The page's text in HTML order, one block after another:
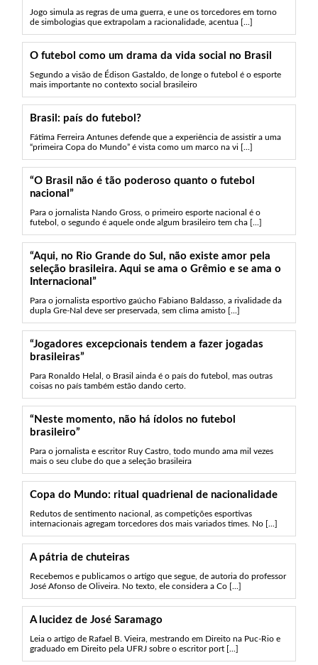
Jogo simula as regras de uma guerra, e une os torcedores em torno
de simbologias que extrapolam a racionalidade, acentua [...]
O futebol como um drama da vida social no Brasil
Segundo a visão de Édison Gastaldo, de longe o futebol é o esporte
mais importante no contexto social brasileiro
Brasil: país do futebol?
Fátima Ferreira Antunes defende que a experiência de assistir a uma
“primeira Copa do Mundo” é vista como um marco na vi [...]
“O Brasil não é tão poderoso quanto o futebol
nacional”
Para o jornalista Nando Gross, o primeiro esporte nacional é o
futebol, o segundo é aquele onde algum brasileiro tem cha [...]
“Aqui, no Rio Grande do Sul, não existe amor pela
seleção brasileira. Aqui se ama o Grêmio e se ama o
Internacional”
Para o jornalista esportivo gaúcho Fabiano Baldasso, a rivalidade da
dupla Gre-Nal deve ser preservada, sem clima amisto [...]
“Jogadores excepcionais tendem a fazer jogadas
brasileiras”
Para Ronaldo Helal, o Brasil ainda é o país do futebol, mas outras
coisas no país também estão dando certo.
“Neste momento, não há ídolos no futebol
brasileiro”
Para o jornalista e escritor Ruy Castro, todo mundo ama mil vezes
mais o seu clube do que a seleção brasileira
Copa do Mundo: ritual quadrienal de nacionalidade
Redutos de sentimento nacional, as competições esportivas
internacionais agregam torcedores dos mais variados times. No [...]
A pátria de chuteiras
Recebemos e publicamos o artigo que segue, de autoria do professor
José Afonso de Oliveira. No texto, ele considera a Co [...]
A lucidez de José Saramago
Leia o artigo de Rafael B. Vieira, mestrando em Direito na Puc-Rio e
graduado em Direito pela UFRJ sobre o escritor port [...]